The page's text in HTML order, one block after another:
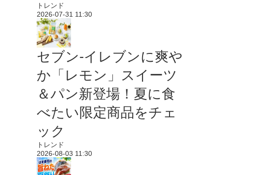
トレンド
2026-07-31 11:30
セブン‐イレブンに爽や
か「レモン」スイーツ
＆パン新登場！夏に食
べたい限定商品をチェ
ック
トレンド
2026-08-03 11:30